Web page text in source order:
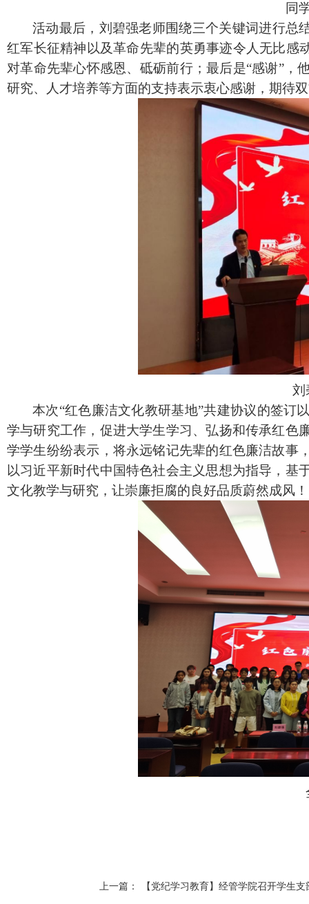
同
活动最后，刘碧强老师围绕三个关键词进行总
红军长征精神以及革命先辈的英勇事迹令人无比感
对革命先辈心怀感恩、砥砺前行；最后是“感谢”
研究、人才培养等方面的支持表示衷心感谢，期待
刘
本次“红色廉洁文化教研基地”共建协议的签订
学与研究工作，促进大学生学习、弘扬和传承红色
学学生纷纷表示，将永远铭记先辈的红色廉洁故事
以习近平新时代中国特色社会主义思想为指导，
文化教学与研究，让崇廉拒腐的良好品质蔚然成风！
上一篇： 【党纪学习教育】经管学院召开学生